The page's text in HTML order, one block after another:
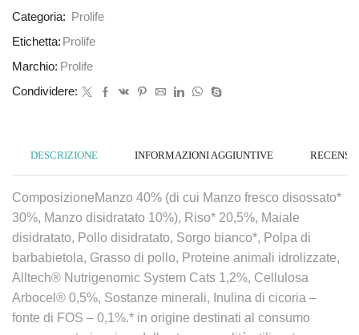
Categoria:
Prolife
Etichetta: Prolife
Marchio: Prolife
Condividere:
DESCRIZIONE INFORMAZIONI AGGIUNTIVE
ComposizioneManzo 40% (di cui Manzo fresco disossato*
30%, Manzo disidratato 10%), Riso* 20,5%, Maiale
disidratato, Pollo disidratato, Sorgo bianco*, Polpa di
barbabietola, Grasso di pollo, Proteine animali idrolizzate,
Alltech® Nutrigenomic System Cats 1,2%, Cellulosa
Arbocel® 0,5%, Sostanze minerali, Inulina di cicoria –
fonte di FOS – 0,1%.* in origine destinati al consumo